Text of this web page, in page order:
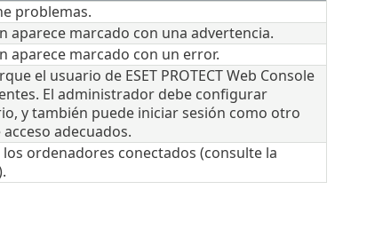
problemas.
aparece marcado con una advertencia.
aparece marcado con un error.
el usuario de ESET PROTECT Web Console
El administrador debe configurar
y también puede iniciar sesión como otro
adecuados.
ordenadores conectados (consulte la